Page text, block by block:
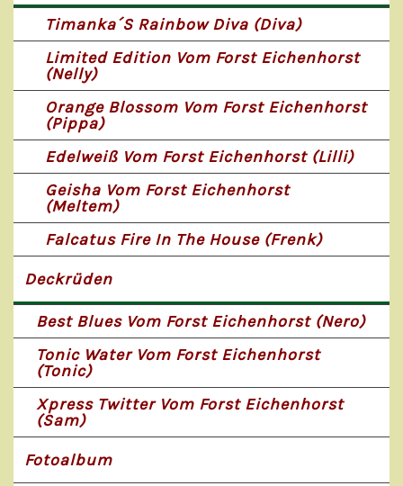
Timanka´s Rainbow Diva (Diva)
Limited Edition Vom Forst Eichenhorst
(Nelly)
Orange Blossom Vom Forst Eichenhorst
(Pippa)
Edelweiß Vom Forst Eichenhorst (Lilli)
Geisha Vom Forst Eichenhorst
(Meltem)
Falcatus Fire In The House (Frenk)
Deckrüden
Best Blues Vom Forst Eichenhorst (Nero)
Tonic Water Vom Forst Eichenhorst
(Tonic)
Xpress Twitter Vom Forst Eichenhorst
(Sam)
Fotoalbum